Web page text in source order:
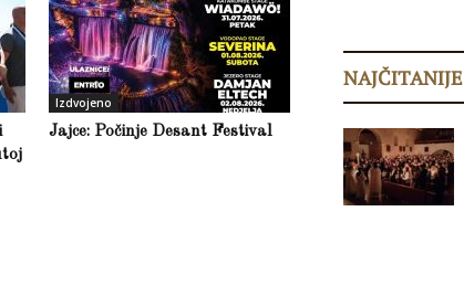
Izdvojeno
Jajce: Počinje Desant Festival
NAJČITANIJE